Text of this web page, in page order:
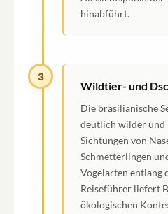
hinabführt.
3
Wildtier- und
Die brasilianische
deutlich wilder und
Sichtungen von
Schmetterlingen
Vogelarten entlang
Reiseführer liefert
ökologischen